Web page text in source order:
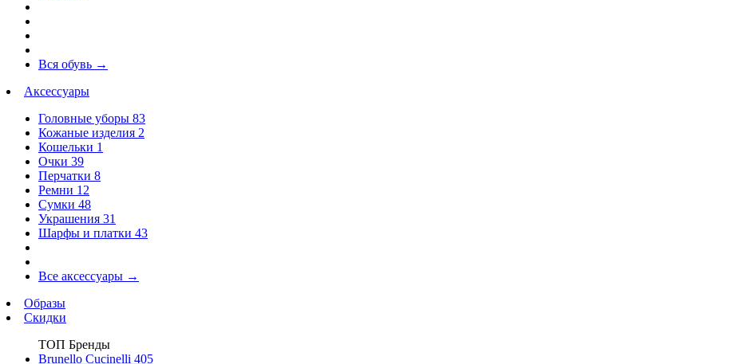
Вся обувь →
Аксессуары
Головные уборы 83
Кожаные изделия 2
Кошельки 1
Очки 39
Перчатки 8
Ремни 12
Сумки 48
Украшения 31
Шарфы и платки 43
Все аксессуары →
Образы
Скидки
ТОП Бренды
Brunello Cucinelli 405